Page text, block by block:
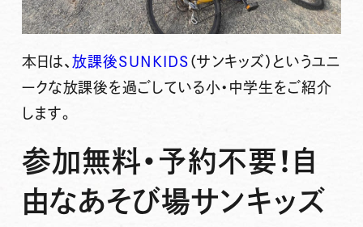
本日は、放課後SUNKIDS （サンキッズ）というユニ
ークな放課後を過ごしている小・中学生をご紹介
します。
参加無料・予約不要！自
由なあそび場サンキッズ